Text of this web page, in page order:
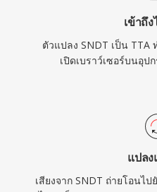
เข้าถึ
ตัวแปลง SNDT เป็น
เปิดเบราว์เซอร์บนอุป
แปล
เสียงจาก SNDT ถ่ายโอนไ